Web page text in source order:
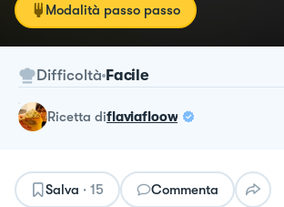
Modalità passo passo
Difficoltà Facile
ricetta diflaviafloow
Salva · 15 Commenta